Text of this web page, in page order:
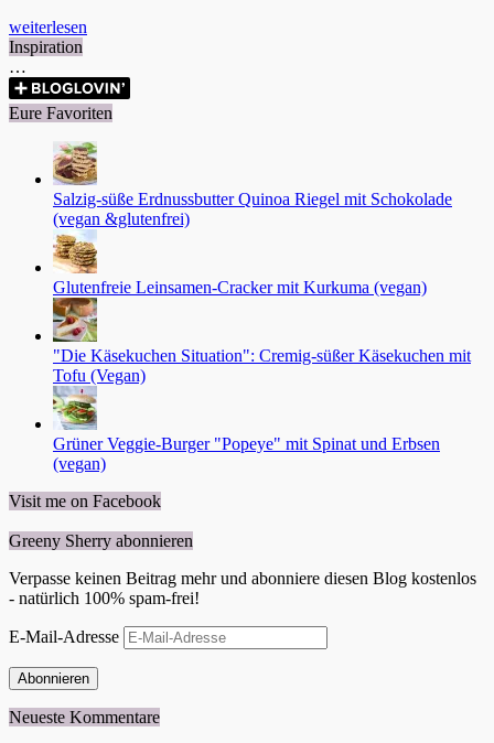
weiterlesen
Inspiration
…
Eure Favoriten
Salzig-süße Erdnussbutter Quinoa Riegel mit Schokolade
(vegan &glutenfrei)
Glutenfreie Leinsamen-Cracker mit Kurkuma (vegan)
"Die Käsekuchen Situation": Cremig-süßer Käsekuchen mit
Tofu (Vegan)
Grüner Veggie-Burger "Popeye" mit Spinat und Erbsen
(vegan)
Visit me on Facebook
Greeny Sherry abonnieren
Verpasse keinen Beitrag mehr und abonniere diesen Blog kostenlos
- natürlich 100% spam-frei!
E-Mail-Adresse
Abonnieren
Neueste Kommentare